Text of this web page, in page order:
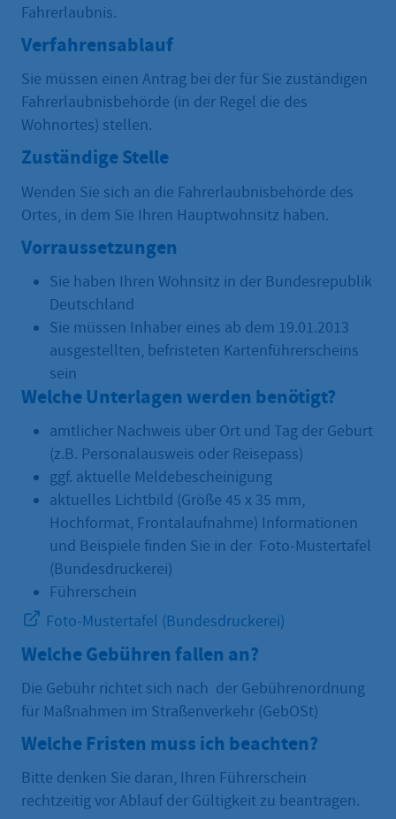
Fahrerlaubnis.
Verfahrensablauf
Sie müssen einen Antrag bei der für Sie zuständigen
Fahrerlaubnisbehörde (in der Regel die des
Wohnortes) stellen.
Zuständige Stelle
Wenden Sie sich an die Fahrerlaubnisbehörde des
Ortes, in dem Sie Ihren Hauptwohnsitz haben.
Vorraussetzungen
Sie haben Ihren Wohnsitz in der Bundesrepublik
Deutschland
Sie müssen Inhaber eines ab dem 19.01.2013
ausgestellten, befristeten Kartenführerscheins
sein
Welche Unterlagen werden benötigt?
amtlicher Nachweis über Ort und Tag der Geburt
(z.B. Personalausweis oder Reisepass)
ggf. aktuelle Meldebescheinigung
aktuelles Lichtbild (Größe 45 x 35 mm,
Hochformat, Frontalaufnahme) Informationen
und Beispiele finden Sie in der Foto-Mustertafel
(Bundesdruckerei)
Führerschein
Foto-Mustertafel (Bundesdruckerei)
Welche Gebühren fallen an?
Die Gebühr richtet sich nach der Gebührenordnung
für Maßnahmen im Straßenverkehr (GebOSt)
Welche Fristen muss ich beachten?
Bitte denken Sie daran, Ihren Führerschein
rechtzeitig vor Ablauf der Gültigkeit zu beantragen.